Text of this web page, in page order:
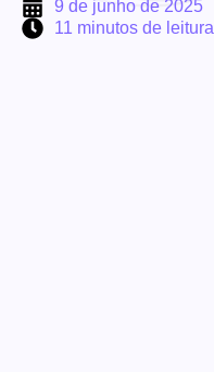
9 de junho de 2025
11 minutos de leitura